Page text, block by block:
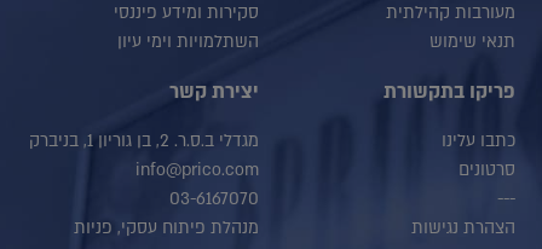
מעורבות קהילתית
תנאי שימוש
סקירות ומידע פיננסי
השתלמויות וימי עיון
פריקו בתקשורת
כתבו עלינו
סרטונים
---
הצהרת נגישות
יצירת קשר
מגדלי ב.ס.ר. 2, בן גוריון 1, בניברק
info@prico.com
03-6167070
מנהלת פיתוח עסקי, פניות